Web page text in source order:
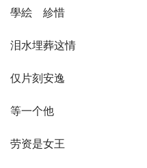
學絵ゝ紾惜
泪水埋葬这情
仅片刻安逸
等一个他
劳资是女王